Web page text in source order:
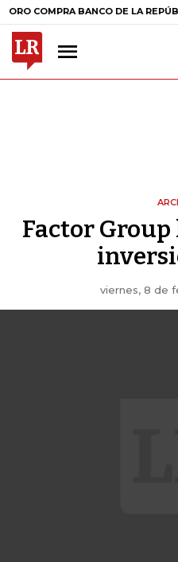
COMPRA BANCO DE LA REPÚBLICA
Factor Group
viernes, 8 de